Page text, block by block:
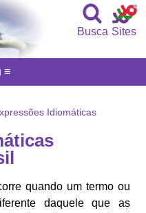
Sites
Busca
Idiomáticas
quando um termo ou
daquele que as